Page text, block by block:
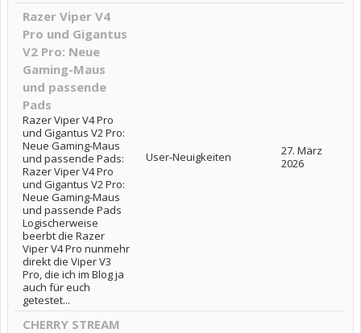
Razer Viper V4
Pro und Gigantus
V2 Pro: Neue
Gaming-Maus
und passende
Pads
Razer Viper V4 Pro
und Gigantus V2 Pro:
Neue Gaming-Maus
und passende Pads:
Razer Viper V4 Pro
und Gigantus V2 Pro:
Neue Gaming-Maus
und passende Pads
Logischerweise
beerbt die Razer
Viper V4 Pro nunmehr
direkt die Viper V3
Pro, die ich im Blog ja
auch für euch
getestet...
User-Neuigkeiten
27. März
2026
CHERRY STREAM